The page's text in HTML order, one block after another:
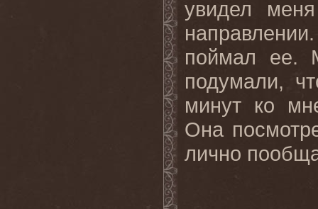
увидел
поймал ее.
подумали,
минут ко
Она
лично